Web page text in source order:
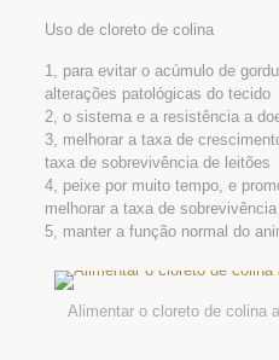
Uso de cloreto de colina
1, para evitar o acúmulo de
alterações patológicas do tecido
2, o sistema e a resistência a
3, melhorar a taxa de
taxa de sobrevivência de leitões
4, peixe por muito tempo, e
melhorar a taxa de sobrevivência
5, manter a função normal do
Alimentar o cloreto de colina